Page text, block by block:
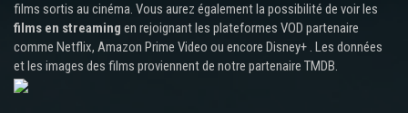
films sortis au cinéma. Vous aurez également la possibilité de voir les
films en streaming en rejoignant les plateformes VOD partenaire
comme Netflix, Amazon Prime Video ou encore Disney+ . Les données
et les images des films proviennent de notre partenaire TMDB.